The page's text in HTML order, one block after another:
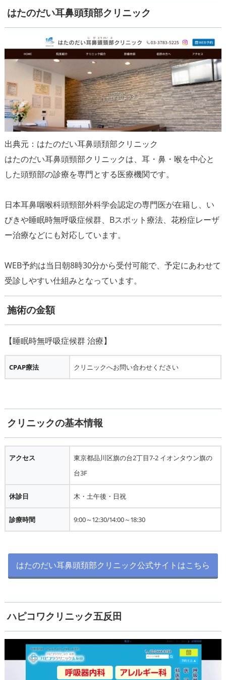
はたのだい耳鼻頭頚部クリニック
出典元：はたのだい耳鼻頭頚部クリニック
はたのだい耳鼻頭頸部クリニックは、耳・鼻・喉を中心と
した頭頸部の診療を専門とする医療機関です。
日本耳鼻咽喉科頭頸部外科学会認定の専門医が在籍し、い
びきや睡眠時無呼吸症候群、Bスポット療法、花粉症レーザ
ー治療などにも対応しています。
WEB予約は当日朝8時30分から受付可能で、予定にあわせて
施術の金額
CPAP療法 クリニックへお問い合わせください
クリニックの基本情報
アクセス
東京都品川区旗の台2丁目7-2 イオンタウン旗の
台3F
休診日 木・土午後・日祝
診療時間 9:00～12:30/14:00～18:30
はたのだい耳鼻頭頚部クリニック公式サイトはこちら
ハピコワクリニック五反田